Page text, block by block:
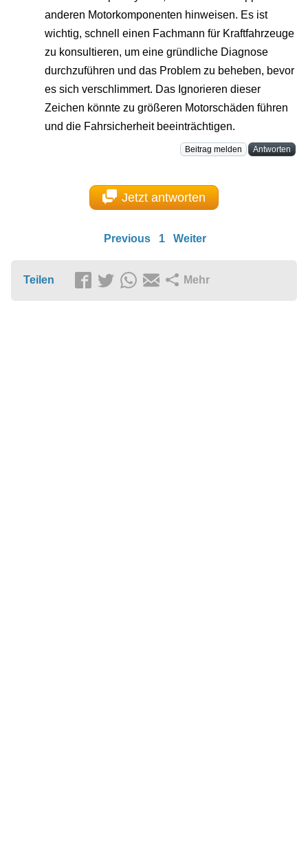
anderen Motorkomponenten hinweisen. Es ist
wichtig, schnell einen Fachmann für Kraftfahrzeuge
zu konsultieren, um eine gründliche Diagnose
durchzuführen und das Problem zu beheben, bevor
es sich verschlimmert. Das Ignorieren dieser
Zeichen könnte zu größeren Motorschäden führen
und die Fahrsicherheit beeinträchtigen.
Beitrag melden Antworten
Jetzt antworten
Previous 1 Weiter
Teilen Mehr